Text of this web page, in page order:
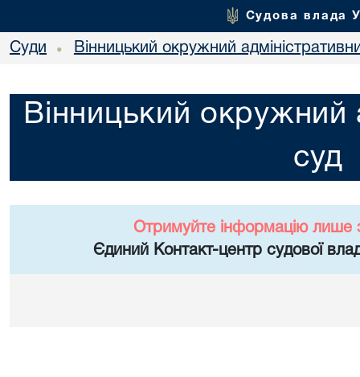
Судова влада
Суди • Вінницький окружний
Вінницький окружний
суд
Отримуйте інформацію лише
Єдиний Контакт-центр судової